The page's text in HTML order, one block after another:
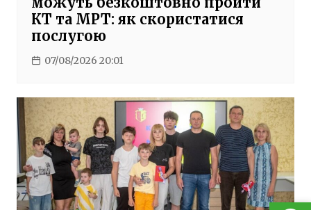
КТ та МРТ: як скористатися
послугою
07/08/2026 20:01